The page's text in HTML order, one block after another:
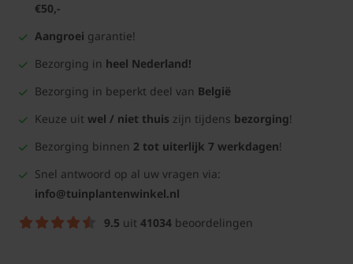
€50,-
Aangroei garantie!
Bezorging in heel Nederland!
Bezorging in beperkt deel van België
Keuze uit wel / niet thuis zijn tijdens bezorging!
Bezorging binnen 2 tot uiterlijk 7 werkdagen!
Snel antwoord op al uw vragen via:
info@tuinplantenwinkel.nl
9.5 uit 41034 beoordelingen